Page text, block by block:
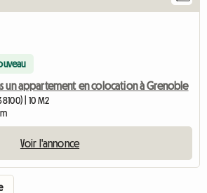
un appartement en colocation à Grenoble
| 10 M2
Voir l'annonce